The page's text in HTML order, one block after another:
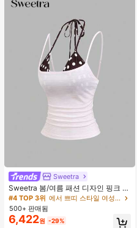
Sweetra
Sweetra 봄/여름 패션 디자인 핑크 스
트라이프 브라운 폴카 도트 스파게티
스트랩 2 In 1 스위트 걸리시 비치 로
맨틱 휴가 스타일 여성용 캐미 탱크 탑
#4 TOP 3위
에서 쁘띠 스타일 여성 상의, 블라우스 & 티
500+ 판매됨
6,422원 -29%